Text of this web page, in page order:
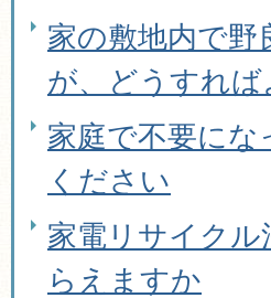
家の敷地内で
が、どうすれ
家庭で不要に
ください
家電リサイク
らえますか